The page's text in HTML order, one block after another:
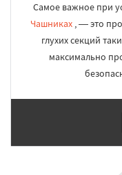
Самое важное при
Чашниках, — это
глухих секций
максимально